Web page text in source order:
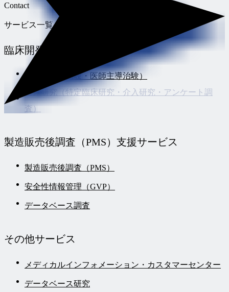
Contact
サービス一覧
臨床開発支援
臨床開発（治験・医師主導治験）
臨床研究（特定臨床研究・介入研究・アンケート調
査）
製造販売後調査 （PMS）支援サービス
製造販売後調査（PMS）
安全性情報管理（GVP）
データベース調査
その他サービス
メディカルインフォメーション・カスタマーセンター
データベース研究